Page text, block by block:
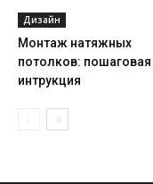
Дизайн
Монтаж натяжных
потолков: пошаговая
интрукция